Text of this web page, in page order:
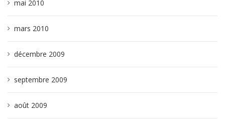
mai 2010
mars 2010
décembre 2009
septembre 2009
août 2009